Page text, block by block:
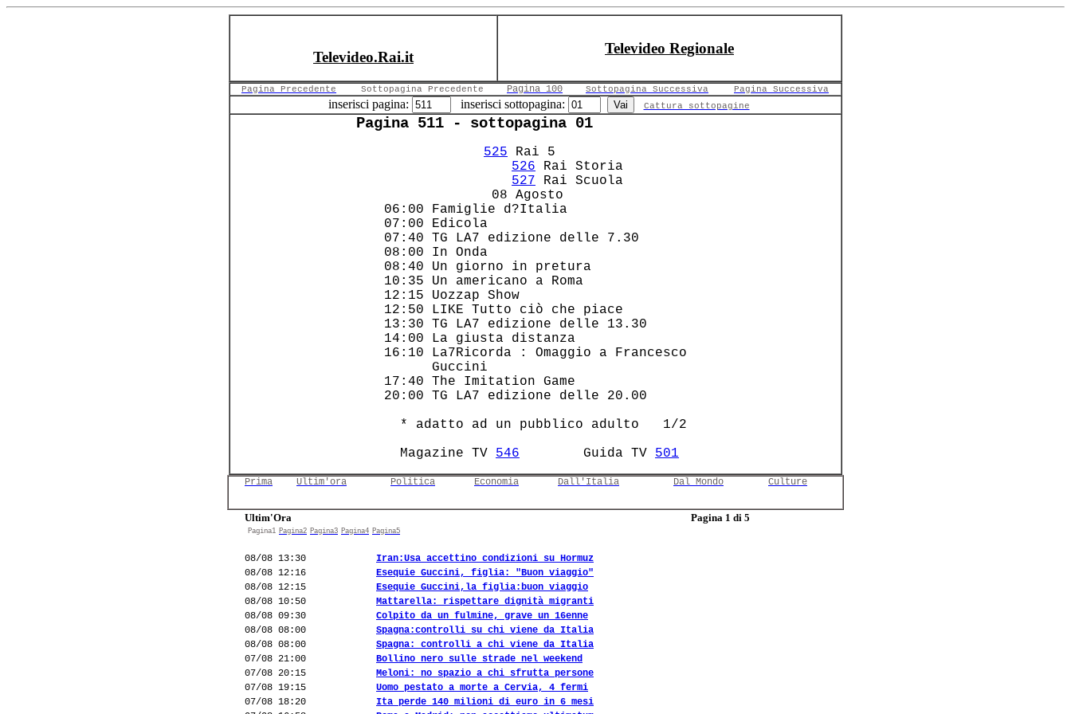
Televideo.Rai.it
Televideo Regionale
Pagina Precedente Sottopagina Precedente Pagina 100 Sottopagina Successiva Pagina Successiva
inserisci pagina: inserisci sottopagina: Cattura sottopagine
Pagina 511 - sottopagina 01
525 Rai 5
526 Rai Storia
527 Rai Scuola
     08 Agosto
06:00 Famiglie d?Italia
07:00 Edicola
07:40 TG LA7 edizione delle 7.30
08:00 In Onda
08:40 Un giorno in pretura
10:35 Un americano a Roma
12:15 Uozzap Show
12:50 LIKE Tutto ciò che piace
13:30 TG LA7 edizione delle 13.30
14:00 La giusta distanza
16:10 La7Ricorda : Omaggio a Francesco
       Guccini
17:40 The Imitation Game
20:00 TG LA7 edizione delle 20.00
   * adatto ad un pubblico adulto   1/2
   Magazine TV
546
        Guida TV
501
Prima Ultim'ora Politica Economia Dall'Italia Dal Mondo Culture
Ultim'Ora Pagina 1 di 5
Pagina1 Pagina2 Pagina3 Pagina4 Pagina5
08/08 13:30
Iran:Usa accettino condizioni su Hormuz
08/08 12:16
Esequie Guccini, figlia: "Buon viaggio"
08/08 12:15
Esequie Guccini,la figlia:buon viaggio
08/08 10:50
Mattarella: rispettare dignità migranti
08/08 09:30
Colpito da un fulmine, grave un 16enne
08/08 08:00
Spagna:controlli su chi viene da Italia
08/08 08:00
Spagna: controlli a chi viene da Italia
07/08 21:00
Bollino nero sulle strade nel weekend
07/08 20:15
Meloni: no spazio a chi sfrutta persone
07/08 19:15
Uomo pestato a morte a Cervia, 4 fermi
07/08 18:20
Ita perde 140 milioni di euro in 6 mesi